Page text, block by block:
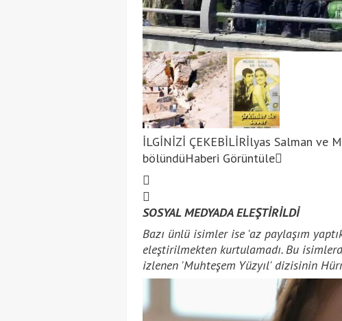
İLGİNİZİ ÇEKEBİLİRİlyas Salman ve
bölündüHaberi Görüntüle
SOSYAL MEDYADA ELEŞTİRİLDİ
Bazı ünlü isimler ise 'az paylaşım
eleştirilmekten kurtulamadı. Bu
izlenen 'Muhteşem Yüzyıl' dizisinin